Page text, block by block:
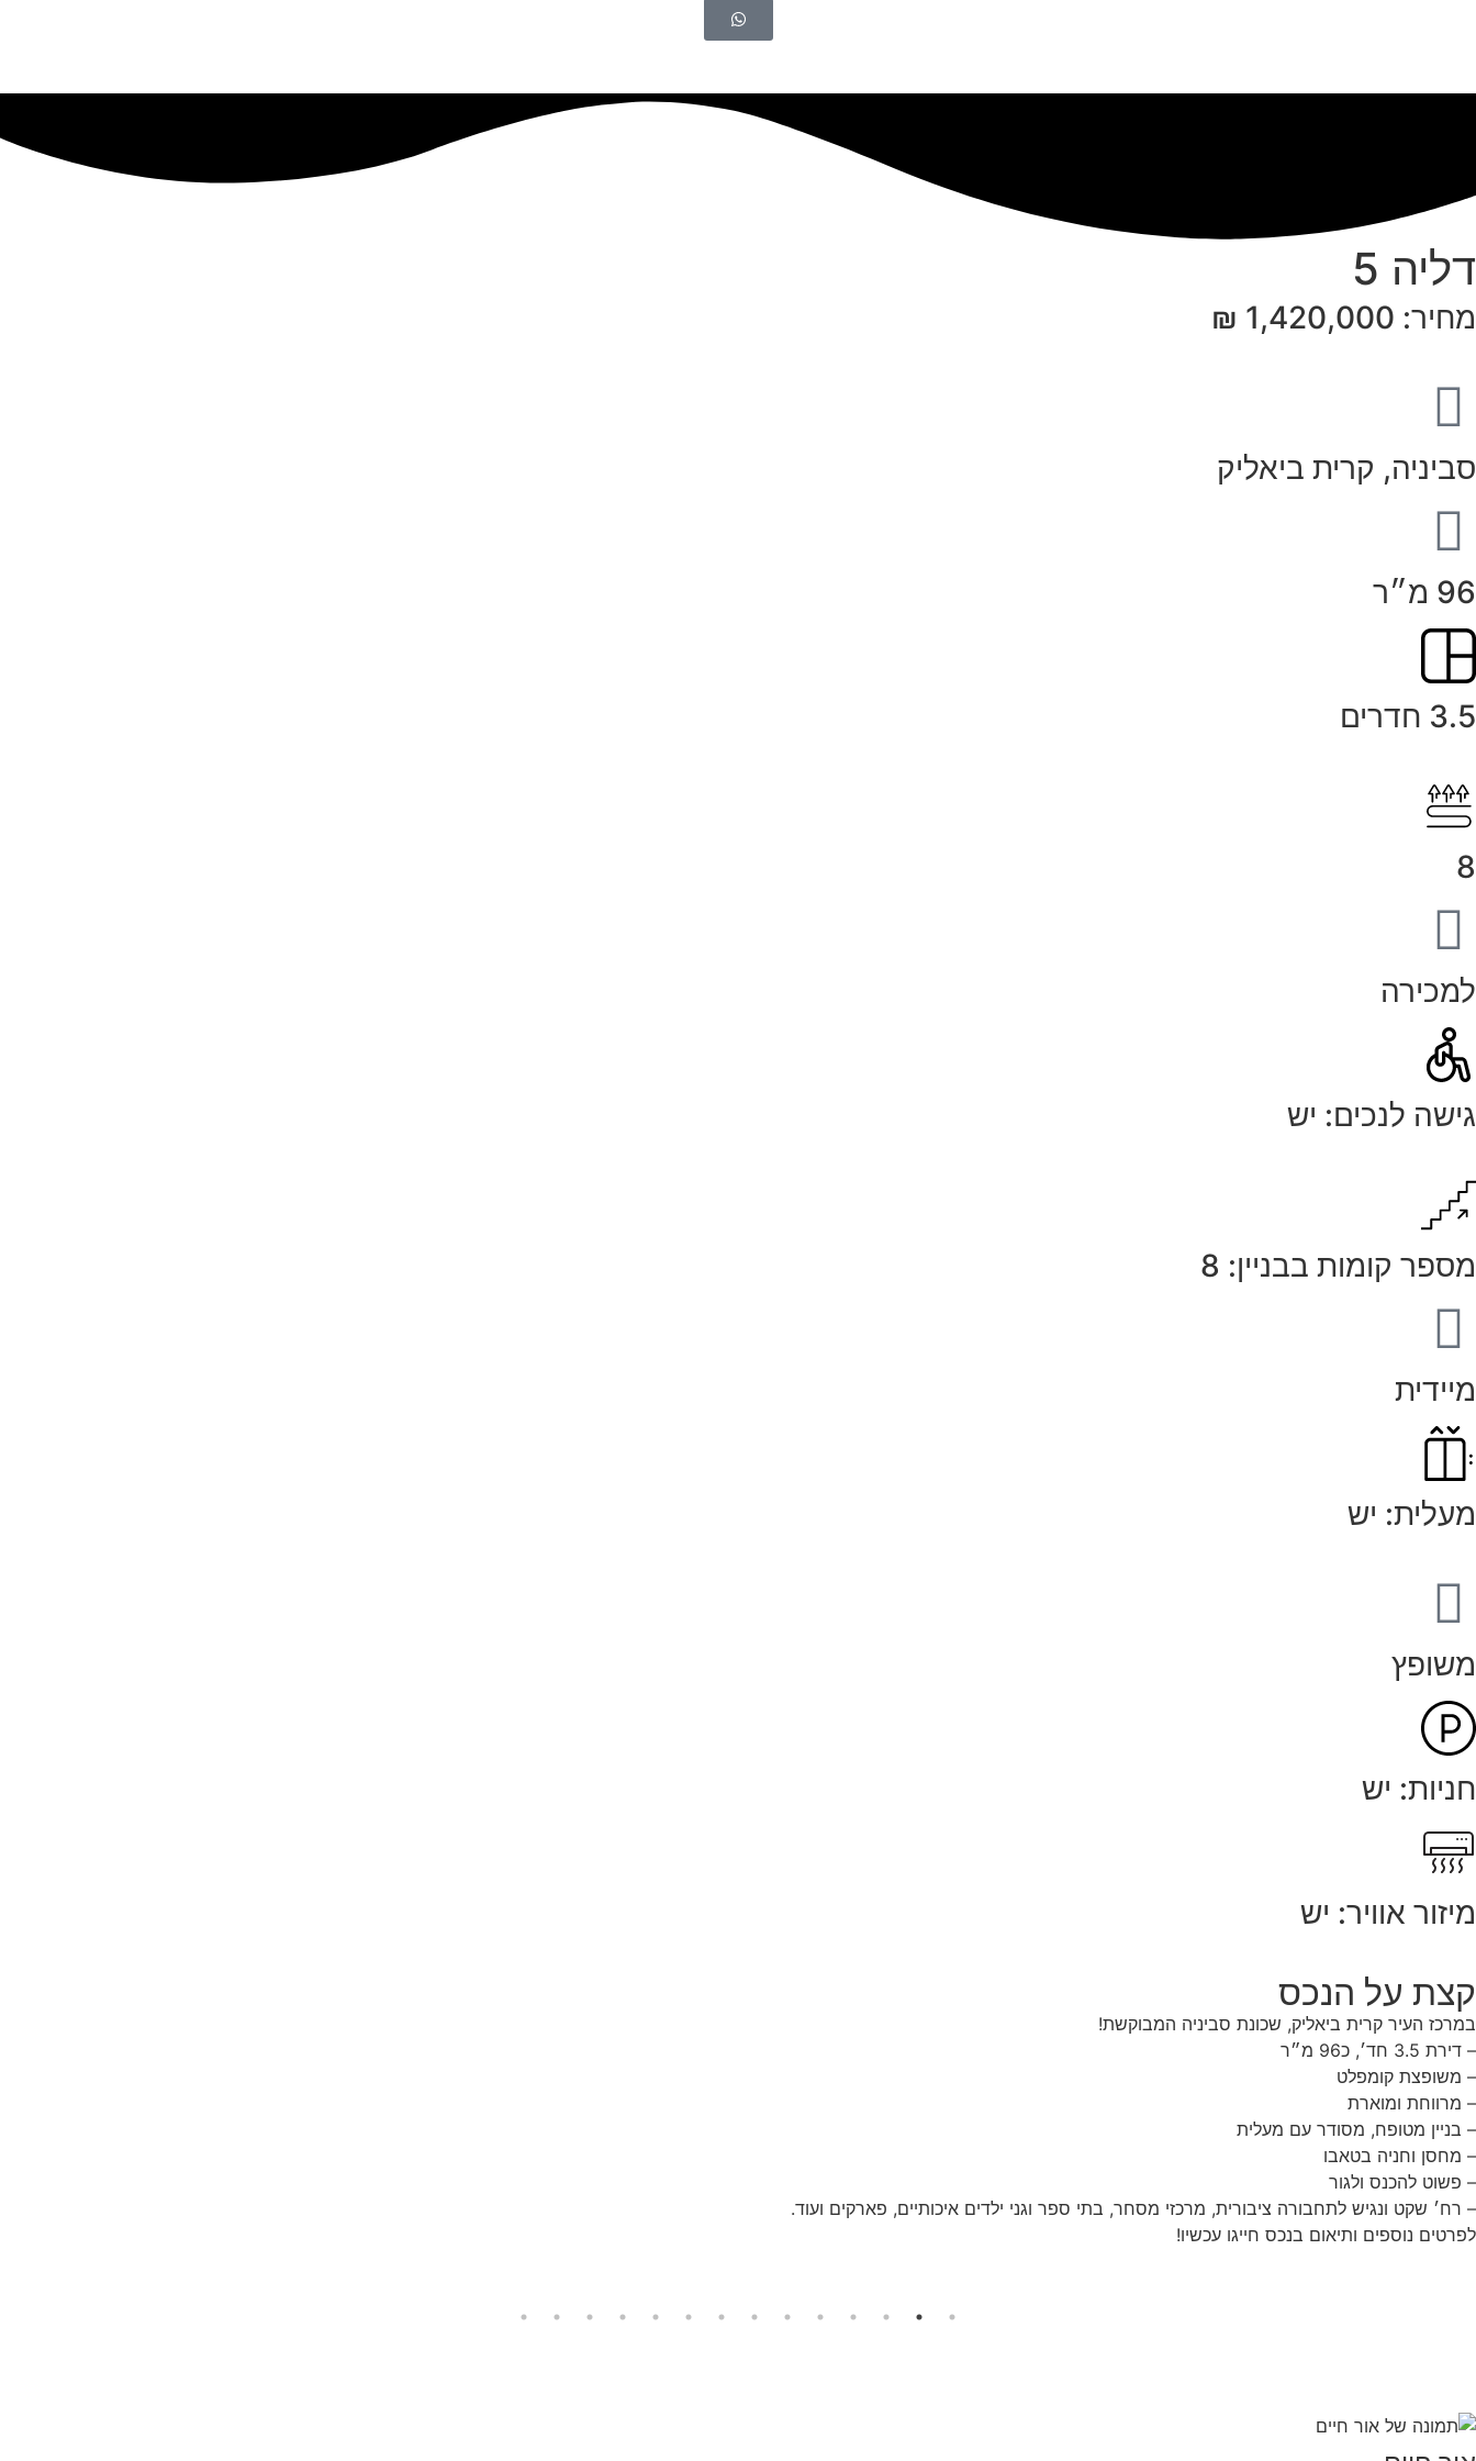
דליה 5
מחיר: 1,420,000 ₪
סביניה, קרית ביאליק
96 מ״ר
3.5 חדרים
8
למכירה
גישה לנכים: יש
מספר קומות בבניין: 8
מיידית
מעלית: יש
משופץ
חניות: יש
מיזור אוויר: יש
קצת על הנכס
במרכז העיר קרית ביאליק, שכונת סביניה המבוקשת!
– דירת 3.5 חד׳, כ96 מ״ר
– משופצת קומפלט
– מרווחת ומוארת
– בניין מטופח, מסודר עם מעלית
– מחסן וחניה בטאבו
– פשוט להכנס ולגור
– רח׳ שקט ונגיש לתחבורה ציבורית, מרכזי מסחר, בתי ספר וגני ילדים איכותיים, פארקים ועוד.
לפרטים נוספים ותיאום בנכס חייגו עכשיו!